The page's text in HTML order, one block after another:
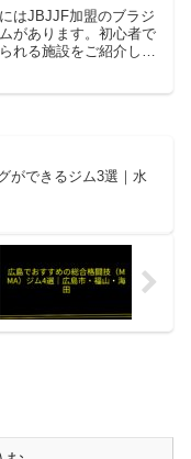
はJBJJF加盟のブラジ
があります。初心者で
れる施設をご紹介しま
ができるジム3選｜水